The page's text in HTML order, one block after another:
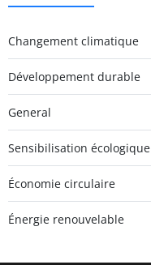
Changement climatique
Développement durable
General
Sensibilisation écologique
Économie circulaire
Énergie renouvelable